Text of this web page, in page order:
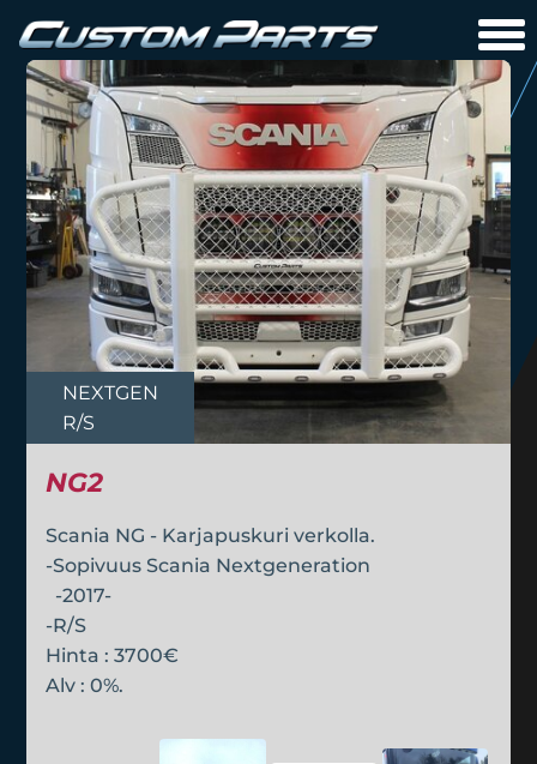
NEXTGEN
R/S
NG2
Scania NG - Karjapuskuri verkolla.
-Sopivuus Scania Nextgeneration
-2017-
-R/S
Hinta : 3700€
Alv : 0%.